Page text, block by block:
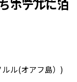
ホテルに泊
ルル(オアフ島）)